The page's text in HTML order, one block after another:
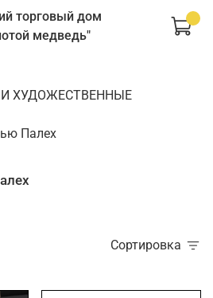
торговый дом
медведь"
ХУДОЖЕСТВЕННЫЕ
Палех
Сортировка